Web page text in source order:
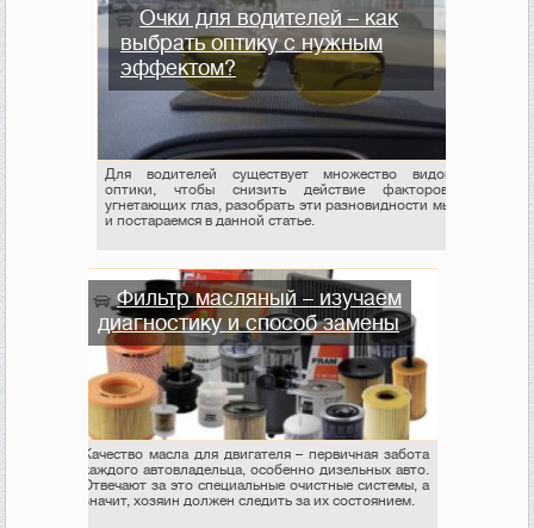
Очки для водителей – как
выбрать оптику с нужным
эффектом?
Для водителей существует множество видов
оптики, чтобы снизить действие факторов,
угнетающих глаз, разобрать эти разновидности мы
и постараемся в данной статье.
Фильтр масляный – изучаем
диагностику и способ замены
Качество масла для двигателя – первичная забота
каждого автовладельца, особенно дизельных авто.
Отвечают за это специальные очистные системы, а
значит, хозяин должен следить за их состоянием.